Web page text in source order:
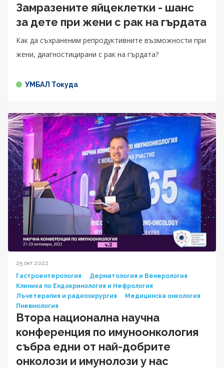
Замразените яйцеклетки - шанс
за дете при жени с рак на гърдата
Как да съхраненим репродуктивните възможности при
жени, диагностицирани с рак на гърдата?
УМБАЛ Токуда
25 окт 2022
Гастроентерология
Дерматология и Венерология
Клиника по Ендокринология и Нефрология
Лъчетерапия и радиохирургия
Медицинска онкология
Пневмология
Втора национална научна
конференция по имуноонкология
събра едни от най-добрите
онколози и имунолози у нас